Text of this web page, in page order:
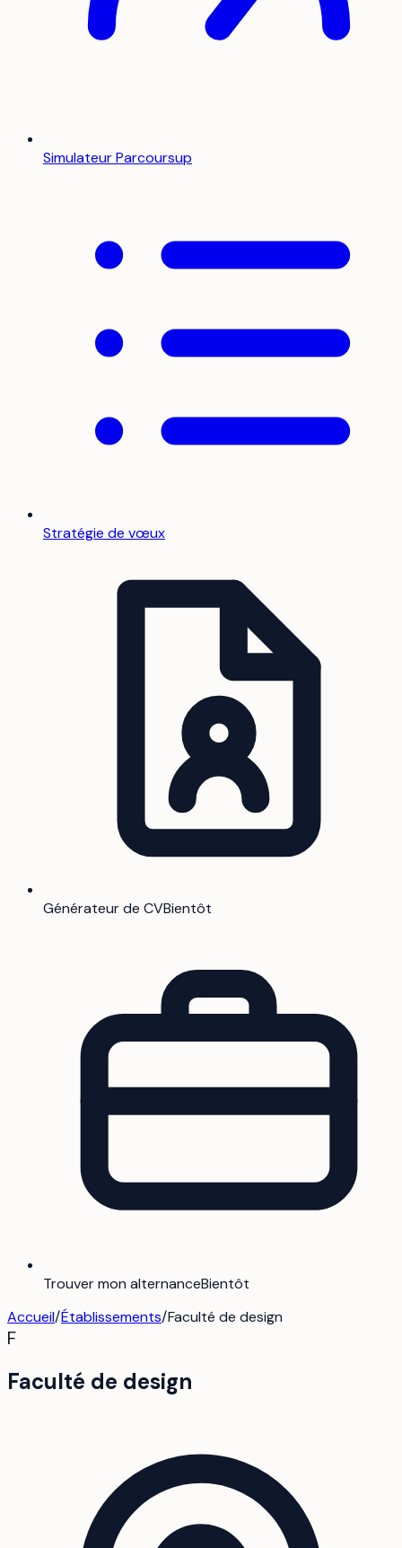
Simulateur Parcoursup
Stratégie de vœux
Générateur de CVBientôt
Trouver mon alternanceBientôt
Accueil/Établissements/Faculté de design
F
Faculté de design